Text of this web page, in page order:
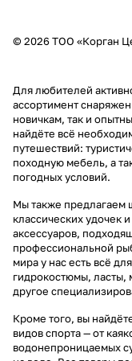
© 2026 ТОО «Корган
Для любителей
ассортимент
новичкам, так и
найдёте всё
путешествий:
походную мебель, а
погодных условий.
Мы также предлагаем
классических удочек
аксессуаров,
профессиональной
мира у нас есть всё
гидрокостюмы, ласты,
другое
Кроме того, вы
видов спорта — от
водонепроницаемых